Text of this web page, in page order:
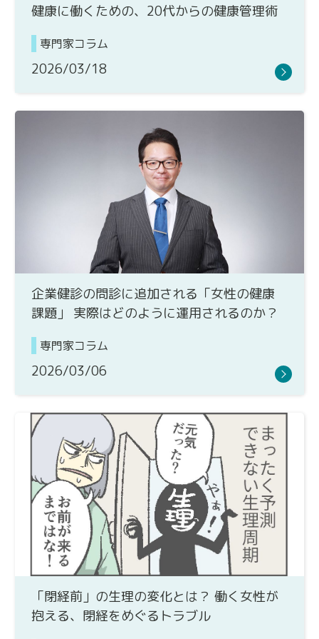
健康に働くための、20代からの健康管理術
専門家コラム
2026/03/18
企業健診の問診に追加される「女性の健康
課題」 実際はどのように運用されるのか？
専門家コラム
2026/03/06
「閉経前」の生理の変化とは？ 働く女性が
抱える、閉経をめぐるトラブル